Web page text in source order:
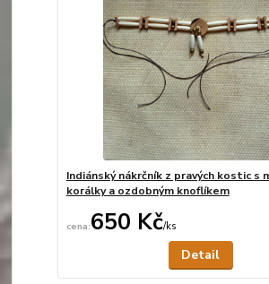
Indiánský nákrčník z pravých kostic s
korálky a ozdobným knoflíkem
650 Kč/ks
Detail